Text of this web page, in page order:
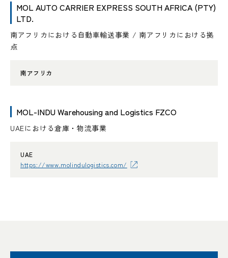
MOL AUTO CARRIER EXPRESS SOUTH AFRICA (PTY)
LTD.
南アフリカにおける自動車輸送事業 / 南アフリカにおける拠
点
南アフリカ
MOL-INDU Warehousing and Logistics FZCO
UAEにおける倉庫・物流事業
UAE
https://www.molindulogistics.com/